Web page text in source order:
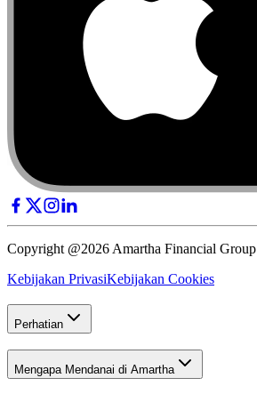
Copyright @2026 Amartha Financial Group
Kebijakan PrivasiKebijakan Cookies
Perhatian
Mengapa Mendanai di Amartha